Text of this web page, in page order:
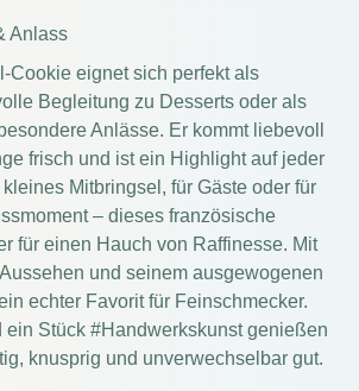
Anlass
Cookie eignet sich perfekt als
Begleitung zu Desserts oder als
Anlässe. Er kommt liebevoll
frisch und ist ein Highlight auf jeder
Mitbringsel, für Gäste oder für
– dieses französische
für einen Hauch von Raffinesse. Mit
und seinem ausgewogenen
echter Favorit für Feinschmecker.
ein Stück #Handwerkskunst genießen
knusprig und unverwechselbar gut.